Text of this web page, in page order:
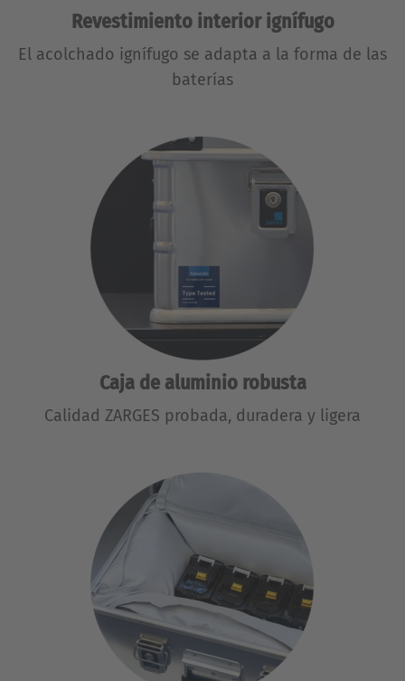
Revestimiento interior ignífugo
El acolchado ignífugo se adapta a la forma de las
baterías
Caja de aluminio robusta
Calidad ZARGES probada, duradera y ligera